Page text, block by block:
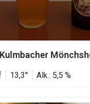
13,3° Alk.: 5,5 %